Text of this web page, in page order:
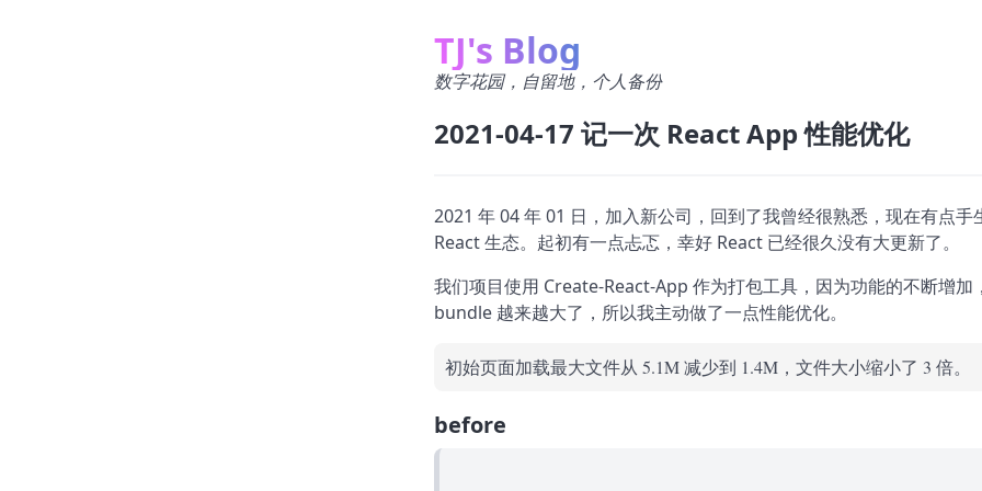
TJ's Blog
数字花园，自留地，个人备份
2021-04-17 记一次 React App 性能优化
2021 年 04 年 01 日，加入新公司，回到了我曾经很熟悉，现在有点手
React 生态。起初有一点忐忑，幸好 React 已经很久没有大更新了。
我们项目使用 Create-React-App 作为打包工具，因为功能的不断增加
bundle 越来越大了，所以我主动做了一点性能优化。
初始页面加载最大文件从 5.1M 减少到 1.4M，文件大小缩小了 3 倍。
before